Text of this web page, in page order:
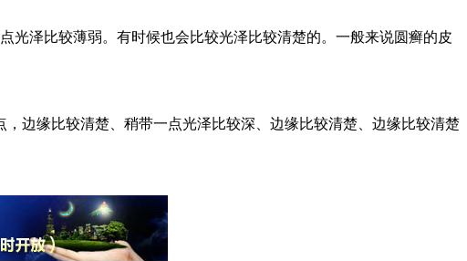
光泽比较薄弱。有时候也会比较光泽比较清楚的。一般来说圆癣的皮
边缘比较清楚、稍带一点光泽比较深、边缘比较清楚、边缘比较清楚